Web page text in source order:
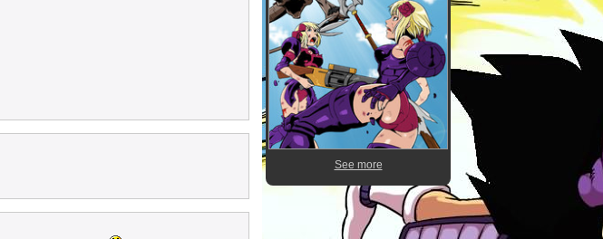
See more